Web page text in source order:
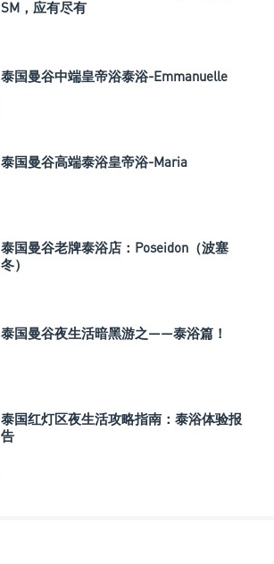
SM，应有尽有
泰国曼谷中端皇帝浴泰浴-Emmanuelle
泰国曼谷高端泰浴皇帝浴-Maria
泰国曼谷老牌泰浴店：Poseidon（波塞
冬）
泰国曼谷夜生活暗黑游之——泰浴篇！
泰国红灯区夜生活攻略指南：泰浴体验报
告